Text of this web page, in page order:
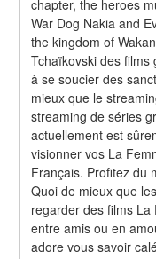
chapter, the heroes
War Dog Nakia and
the kingdom of
Tchaïkovski des
à se soucier des
mieux que le
streaming de séries
actuellement est
visionner vos La
Français. Profitez du
Quoi de mieux que
regarder des films
entre amis ou en
adore vous savoir